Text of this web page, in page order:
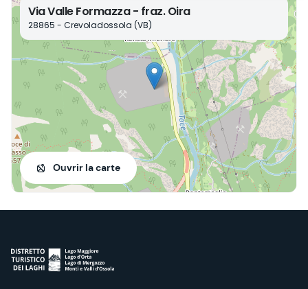
Via Valle Formazza - fraz. Oira
28865 - Crevoladossola (VB)
Ouvrir la carte